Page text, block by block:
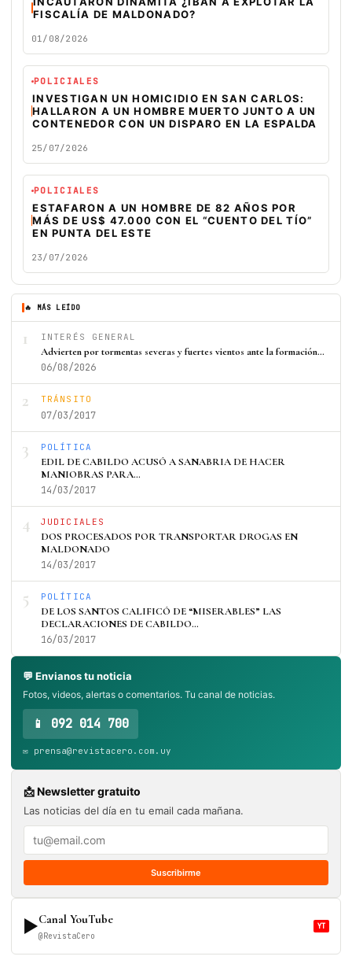
FISCALÍA DE MALDONADO?
01/08/2026
POLICIALES
INVESTIGAN UN HOMICIDIO EN SAN CARLOS:
HALLARON A UN HOMBRE MUERTO JUNTO A UN
CONTENEDOR CON UN DISPARO EN LA ESPALDA
25/07/2026
POLICIALES
ESTAFARON A UN HOMBRE DE 82 AÑOS POR
MÁS DE US$ 47.000 CON EL “CUENTO DEL TÍO”
EN PUNTA DEL ESTE
23/07/2026
🔥 MÁS LEÍDO
1 INTERÉS GENERAL
Advierten por tormentas severas y fuertes vientos ante la formación…
06/08/2026
2 TRÁNSITO
07/03/2017
3 POLÍTICA
EDIL DE CABILDO ACUSÓ A SANABRIA DE HACER
MANIOBRAS PARA…
14/03/2017
4 JUDICIALES
DOS PROCESADOS POR TRANSPORTAR DROGAS EN
MALDONADO
14/03/2017
5 POLÍTICA
DE LOS SANTOS CALIFICÓ DE “MISERABLES” LAS
DECLARACIONES DE CABILDO…
16/03/2017
💬 Envianos tu noticia
Fotos, videos, alertas o comentarios. Tu canal de noticias.
📱 092 014 700
✉️ prensa@revistacero.com.uy
📩 Newsletter gratuito
Las noticias del día en tu email cada mañana.
Suscribirme
▶Canal YouTube
@RevistaCero
YT